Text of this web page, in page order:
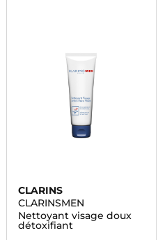
CLARINS
CLARINSMEN
Nettoyant visage doux
détoxifiant